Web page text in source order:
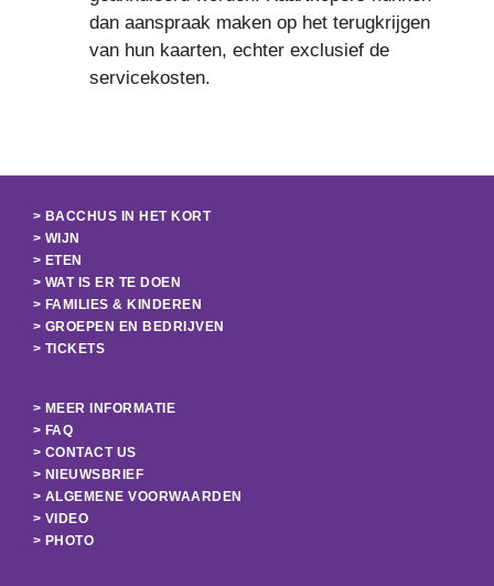
dan aanspraak maken op het terugkrijgen
van hun kaarten, echter exclusief de
servicekosten.
> BACCHUS IN HET KORT
> WIJN
> ETEN
> WAT IS ER TE DOEN
> FAMILIES & KINDEREN
> GROEPEN EN BEDRIJVEN
> TICKETS
> MEER INFORMATIE
> FAQ
> CONTACT US
> NIEUWSBRIEF
> ALGEMENE VOORWAARDEN
> VIDEO
> PHOTO